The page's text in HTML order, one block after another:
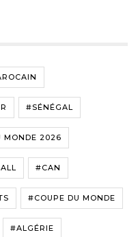
#SÉNÉGAL
MONDE 2026
#CAN
#COUPE DU MONDE
#ALGÉRIE